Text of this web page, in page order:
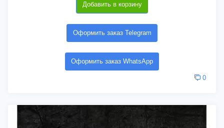
Добавить в корзину
Оформить заказ Telegram
Оформить заказ WhatsApp
0